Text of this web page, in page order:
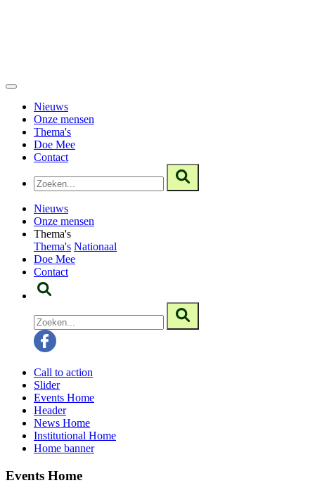
Nieuws
Onze mensen
Thema's
Doe Mee
Contact
Nieuws
Onze mensen
Thema's
Thema's Nationaal
Doe Mee
Contact
Call to action
Slider
Events Home
Header
News Home
Institutional Home
Home banner
Events Home